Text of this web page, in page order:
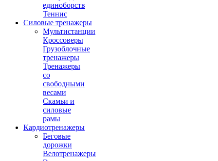
единоборств
Теннис
Силовые тренажеры
Мультистанции
Кроссоверы
Грузоблочные
тренажеры
Тренажеры
со
свободными
весами
Скамьи и
силовые
рамы
Кардиотренажеры
Беговые
дорожки
Велотренажеры